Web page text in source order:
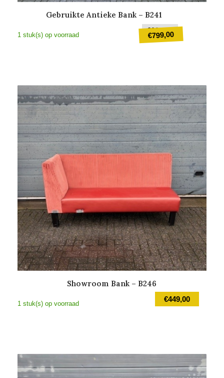
Gebruikte Antieke Bank – B241
€999,00
prijs
€799,00
€799,00.
1 stuk(s) op voorraad
Showroom Bank – B246
€449,00
1 stuk(s) op voorraad